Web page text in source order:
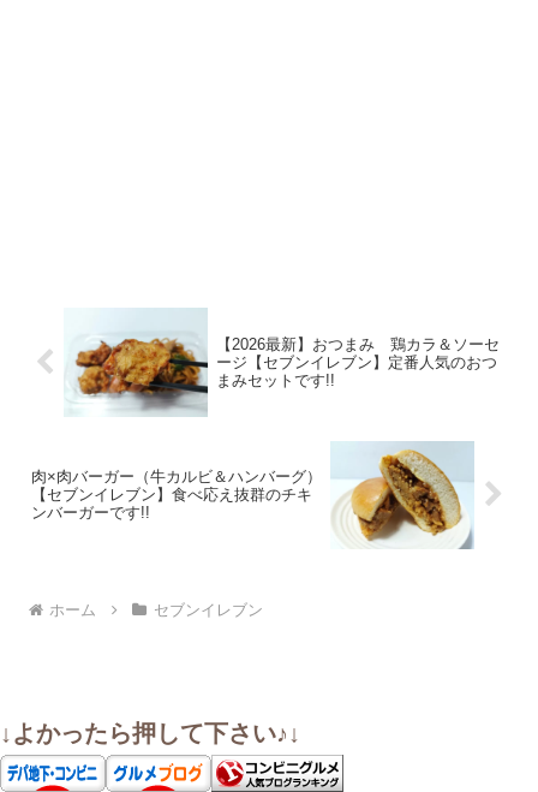
【2026最新】おつまみ 鶏カラ＆ソーセ
ージ【セブンイレブン】定番人気のおつ
まみセットです!!
肉×肉バーガー（牛カルビ＆ハンバーグ）
【セブンイレブン】食べ応え抜群のチキ
ンバーガーです!!
ホーム セブンイレブン
↓よかったら押して下さい♪↓